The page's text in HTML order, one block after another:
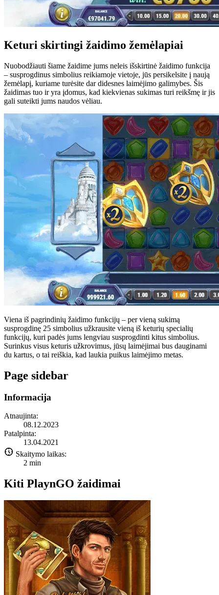
Keturi skirtingi žaidimo žemėlapiai
Nuobodžiauti šiame žaidime jums neleis išskirtinė žaidimo funkcija
– susprogdinus simbolius reikiamoje vietoje, jūs persikelsite į naują
žemėlapį, kuriame turėsite dar didesnes laimėjimo galimybes. Šis
žaidimas tuo ir yra įdomus, kad kiekvienas sukimas turi reikšmę ir jis
gali suteikti jums naudos vėliau.
Viena iš pagrindinių žaidimo funkcijų – per vieną sukimą
susprogdinę 25 simbolius užkrausite vieną iš keturių specialių
funkcijų, kuri padės jums lengviau susprogdinti kitus simbolius.
Surinkus visus keturis užkrovimus, jūsų laimėjimai bus dauginami
du kartus, o tai reiškia, kad laukia puikus laimėjimo metas.
Page sidebar
Informacija
Atnaujinta:
08.12.2023
Patalpinta:
13.04.2021
Skaitymo laikas:
2 min
Kiti PlaynGO žaidimai